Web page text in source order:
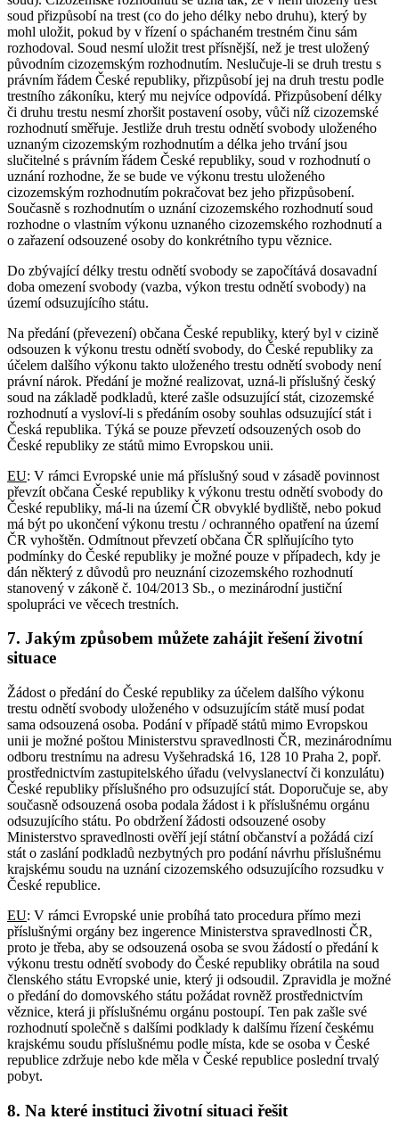
soud přizpůsobí na trest (co do jeho délky nebo druhu), který by
mohl uložit, pokud by v řízení o spáchaném trestném činu sám
rozhodoval. Soud nesmí uložit trest přísnější, než je trest uložený
původním cizozemským rozhodnutím. Neslučuje-li se druh trestu s
právním řádem České republiky, přizpůsobí jej na druh trestu podle
trestního zákoníku, který mu nejvíce odpovídá. Přizpůsobení délky
či druhu trestu nesmí zhoršit postavení osoby, vůči níž cizozemské
rozhodnutí směřuje. Jestliže druh trestu odnětí svobody uloženého
uznaným cizozemským rozhodnutím a délka jeho trvání jsou
slučitelné s právním řádem České republiky, soud v rozhodnutí o
uznání rozhodne, že se bude ve výkonu trestu uloženého
cizozemským rozhodnutím pokračovat bez jeho přizpůsobení.
Současně s rozhodnutím o uznání cizozemského rozhodnutí soud
rozhodne o vlastním výkonu uznaného cizozemského rozhodnutí a
o zařazení odsouzené osoby do konkrétního typu věznice.
Do zbývající délky trestu odnětí svobody se započítává dosavadní
doba omezení svobody (vazba, výkon trestu odnětí svobody) na
území odsuzujícího státu.
Na předání (převezení) občana České republiky, který byl v cizině
odsouzen k výkonu trestu odnětí svobody, do České republiky za
účelem dalšího výkonu takto uloženého trestu odnětí svobody není
právní nárok. Předání je možné realizovat, uzná-li příslušný český
soud na základě podkladů, které zašle odsuzující stát, cizozemské
rozhodnutí a vysloví-li s předáním osoby souhlas odsuzující stát i
Česká republika. Týká se pouze převzetí odsouzených osob do
České republiky ze států mimo Evropskou unii.
EU: V rámci Evropské unie má příslušný soud v zásadě povinnost
převzít občana České republiky k výkonu trestu odnětí svobody do
České republiky, má-li na území ČR obvyklé bydliště, nebo pokud
má být po ukončení výkonu trestu / ochranného opatření na území
ČR vyhoštěn. Odmítnout převzetí občana ČR splňujícího tyto
podmínky do České republiky je možné pouze v případech, kdy je
dán některý z důvodů pro neuznání cizozemského rozhodnutí
stanovený v zákoně č. 104/2013 Sb., o mezinárodní justiční
spolupráci ve věcech trestních.
7. Jakým způsobem můžete zahájit řešení životní
situace
Žádost o předání do České republiky za účelem dalšího výkonu
trestu odnětí svobody uloženého v odsuzujícím státě musí podat
sama odsouzená osoba. Podání v případě států mimo Evropskou
unii je možné poštou Ministerstvu spravedlnosti ČR, mezinárodnímu
odboru trestnímu na adresu Vyšehradská 16, 128 10 Praha 2, popř.
prostřednictvím zastupitelského úřadu (velvyslanectví či konzulátu)
České republiky příslušného pro odsuzující stát. Doporučuje se, aby
současně odsouzená osoba podala žádost i k příslušnému orgánu
odsuzujícího státu. Po obdržení žádosti odsouzené osoby
Ministerstvo spravedlnosti ověří její státní občanství a požádá cizí
stát o zaslání podkladů nezbytných pro podání návrhu příslušnému
krajskému soudu na uznání cizozemského odsuzujícího rozsudku v
České republice.
EU: V rámci Evropské unie probíhá tato procedura přímo mezi
příslušnými orgány bez ingerence Ministerstva spravedlnosti ČR,
proto je třeba, aby se odsouzená osoba se svou žádostí o předání k
výkonu trestu odnětí svobody do České republiky obrátila na soud
členského státu Evropské unie, který ji odsoudil. Zpravidla je možné
o předání do domovského státu požádat rovněž prostřednictvím
věznice, která ji příslušnému orgánu postoupí. Ten pak zašle své
rozhodnutí společně s dalšími podklady k dalšímu řízení českému
krajskému soudu příslušnému podle místa, kde se osoba v České
republice zdržuje nebo kde měla v České republice poslední trvalý
pobyt.
8. Na které instituci životní situaci řešit